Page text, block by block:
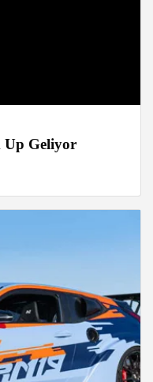
Geliyor